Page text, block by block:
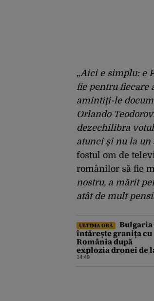
„Aici e simplu: e
fie pentru fiecare
amintiţi-le
Orlando
dezechilibra
atunci şi nu la un
fostul om de
românilor să fie
nostru, a mărit
atât de mult
ULTIMA ORĂ
întărește granița cu
România după
explozia dronei de
Kardam. Forțe
14:49